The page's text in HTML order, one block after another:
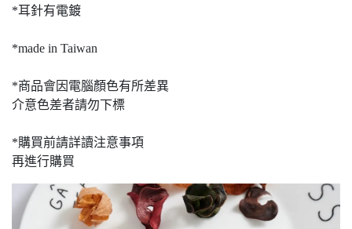
*耳針有電鍍
*made in Taiwan
*商品會因電腦顏色有所差異
介意色差者請勿下標
*購買前請詳讀注意事項
再進行購買